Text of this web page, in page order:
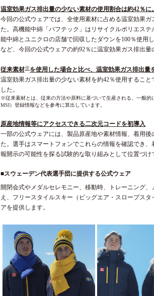
温室効果ガス排出量の少ない素材の使用割合は約42％に
今回の公式ウェアでは、全使用素材に占める温室効果
た。高機能中綿「パフテック」はリサイクルポリエス
能中綿とユニクロの店舗で回収したダウンを100％使用
など、今回の公式ウェアの約92％に温室効果ガス排出量
従来素材※を使用した場合と比べ、温室効果ガス排出量
温室効果ガス排出量の少ない素材を約42％使用するこ
した。
※従来素材とは、従来の方法や原料に基づいて生産される、一般的
MSI）登録情報などを参考に算出しています。
原産地情報等にアクセスできる二次元コードを初導入
一部の公式ウェアには、製品原産地や素材情報、着用
た。選手はスマートフォンでこれらの情報を確認でき
報開示の可能性を探る試験的な取り組みとして位置づけ
■スウェーデン代表選手団に提供する公式ウェア
開閉会式やメダルセレモニー、移動時、トレーニング
え、フリースタイルスキー（ビッグエア・スロープス
アを提供します。